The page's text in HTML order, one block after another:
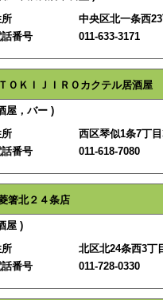
中央区北一条西
話番号
011-633-3171
ＴＯＫＩＪＩＲＯカクテル居酒屋
屋，バー )
西区琴似1条7丁
話番号
011-618-7080
箸北２４条店
屋 )
北区北24条西3丁
話番号
011-728-0330